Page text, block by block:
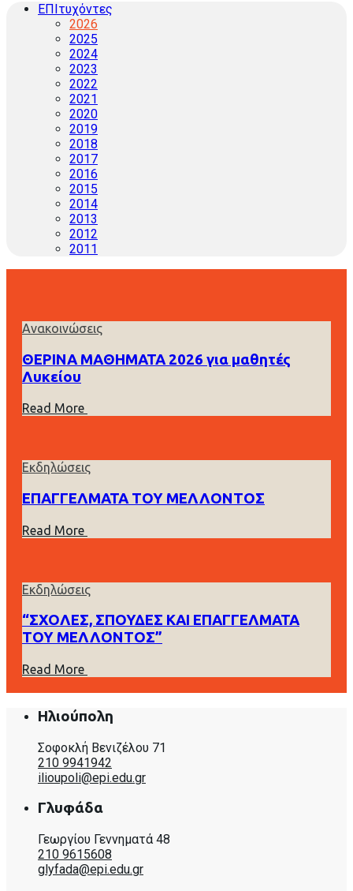
ΕΠΙτυχόντες
2026
2025
2024
2023
2022
2021
2020
2019
2018
2017
2016
2015
2014
2013
2012
2011
Ανακοινώσεις
ΘΕΡΙΝΑ ΜΑΘΗΜΑΤΑ 2026 για μαθητές
Λυκείου
Read More
Εκδηλώσεις
ΕΠΑΓΓΕΛΜΑΤΑ ΤΟΥ ΜΕΛΛΟΝΤΟΣ
Read More
Εκδηλώσεις
“ΣΧΟΛΕΣ, ΣΠΟΥΔΕΣ ΚΑΙ ΕΠΑΓΓΕΛΜΑΤΑ
ΤΟΥ ΜΕΛΛΟΝΤΟΣ”
Read More
Ηλιούπολη
Σοφοκλή Βενιζέλου 71
210 9941942
ilioupoli@epi.edu.gr
Γλυφάδα
Γεωργίου Γεννηματά 48
210 9615608
glyfada@epi.edu.gr